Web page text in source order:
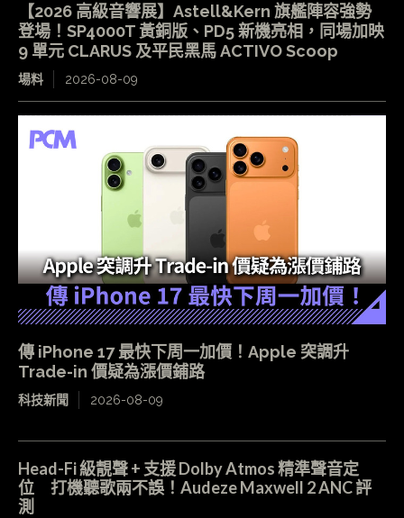
【2026 高級音響展】Astell&Kern 旗艦陣容強勢
登場！SP4000T 黃銅版、PD5 新機亮相，同場加映
9 單元 CLARUS 及平民黑馬 ACTIVO Scoop
場料 2026-08-09
傳 iPhone 17 最快下周一加價！Apple 突調升
Trade-in 價疑為漲價鋪路
科技新聞 2026-08-09
Head-Fi 級靚聲 + 支援 Dolby Atmos 精準聲音定
位 打機聽歌兩不誤！Audeze Maxwell 2 ANC 評
測